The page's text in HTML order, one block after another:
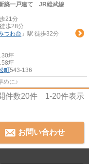
築一戸建て JR総武線
21分
歩28分
つわ台 」駅 徒歩32分
坪
坪
町543-136
めに♪
件数20件 1-20件表示
お問い合わせ